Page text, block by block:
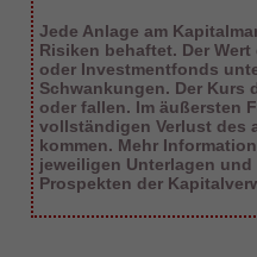
Jede Anlage am
Risiken behaftet. Der
oder Investmentfonds
Schwankungen. Der Kurs
oder fallen. Im äußersten
vollständigen Verlust des
kommen. Mehr
jeweiligen Unterlagen
Prospekten der